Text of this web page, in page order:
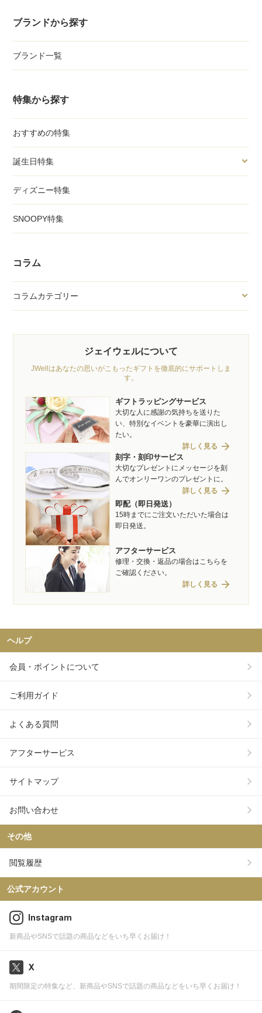
ブランドから探す
ブランド一覧
特集から探す
おすすめの特集
誕生日特集
ディズニー特集
SNOOPY特集
コラム
コラムカテゴリー
ジェイウェルについて
JWellはあなたの思いがこもったギフトを徹底的にサポートしま
す。
ギフトラッピングサービス
大切な人に感謝の気持ちを送りた
い、特別なイベントを豪華に演出し
たい。
詳しく見る arrow_forward
刻字・刻印サービス
大切なプレゼントにメッセージを刻
んでオンリーワンのプレゼントに。
詳しく見る arrow_forward
即配（即日発送）
15時までにご注文いただいた場合は
即日発送。
アフターサービス
修理・交換・返品の場合はこちらを
ご確認ください。
詳しく見る arrow_forward
ヘルプ
会員・ポイントについて
ご利用ガイド
よくある質問
アフターサービス
サイトマップ
お問い合わせ
その他
閲覧履歴
公式アカウント
Instagram
新商品やSNSで話題の商品などをいち早くお届け！
X
期間限定の特集など、新商品やSNSで話題の商品などをいち早くお届け！